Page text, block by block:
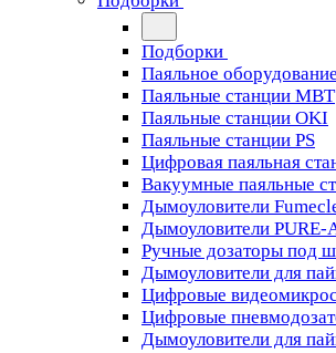
Подборки
Паяльное
Паяльные станции MBT
Паяльные станции OKI
Паяльные станции PS
Цифровая паяльная
Вакуумные паяльные
Дымоуловители
Дымоуловители PURE-
Ручные дозаторы под
Дымоуловители для
Цифровые
Цифровые
Дымоуловители для